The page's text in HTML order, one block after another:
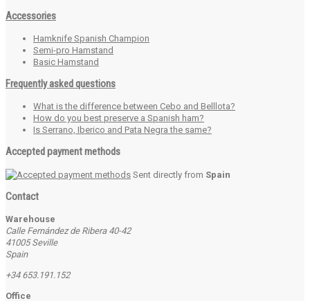
Accessories
Hamknife Spanish Champion
Semi-pro Hamstand
Basic Hamstand
Frequently asked questions
What is the difference between Cebo and Belllota?
How do you best preserve a Spanish ham?
Is Serrano, Iberico and Pata Negra the same?
Accepted payment methods
Sent directly from Spain
Contact
Warehouse
Calle Fernández de Ribera 40-42
41005 Seville
Spain
+34 653.191.152
Office